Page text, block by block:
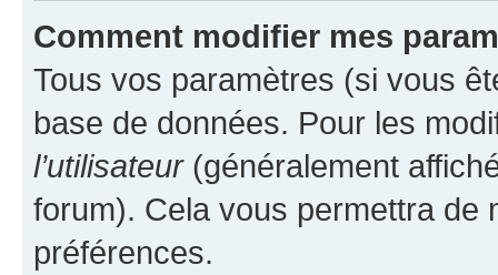
Comment modifier mes
Tous vos paramètres (si vous
base de données. Pour les
l’utilisateur(généralement
forum). Cela vous permettra de
préférences.